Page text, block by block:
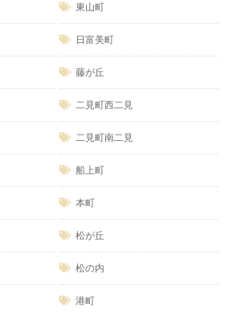
東山町
日富美町
藤が丘
二見町西二見
二見町南二見
船上町
本町
松が丘
松の内
港町